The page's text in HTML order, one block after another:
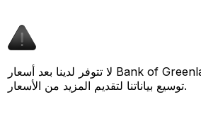
لا تتوفر لدينا بعد أسعار Bank of Greenland لهذا الزوج من العملات، لكن لا يزال بإمكانك مقارنة عرض سعر من Bank of Greenland بسعر Xe المباشر لمعرفة التوفير المحتمل. عد لاحقًا، فنحن نعمل باستمرار على
توسيع بياناتنا لتقديم المزيد من الأسعار.